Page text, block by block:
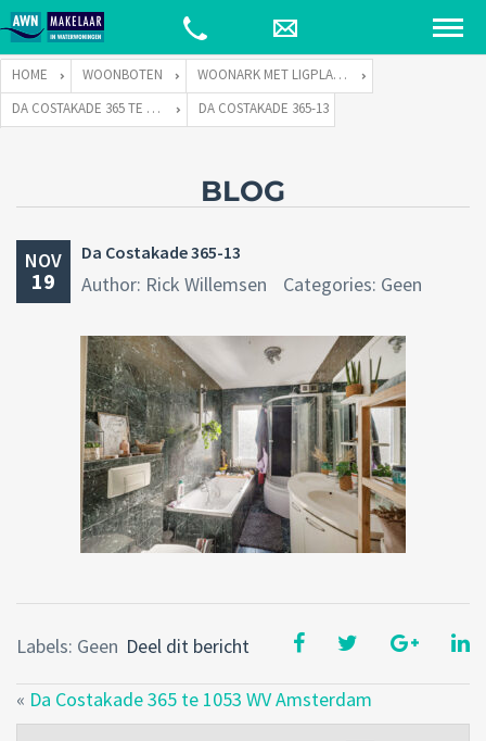
HOME WOONBOTEN
WOONARK MET LIGPLAATS
DA COSTAKADE 365 TE 1053 WV AMSTERDAM
DA COSTAKADE 365-13
BLOG
NOV
19
Da Costakade 365-13
Author: Rick Willemsen Categories: Geen
Deel dit bericht
Labels: Geen
« Da Costakade 365 te 1053 WV Amsterdam